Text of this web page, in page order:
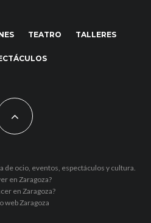
TEATRO TALLERES
de ocio, eventos, espectáculos y cultura.
en Zaragoza?
en Zaragoza?
web Zaragoza